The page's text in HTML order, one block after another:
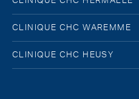
CLINIQUE CHC WAREMME
CLINIQUE CHC HEUSY